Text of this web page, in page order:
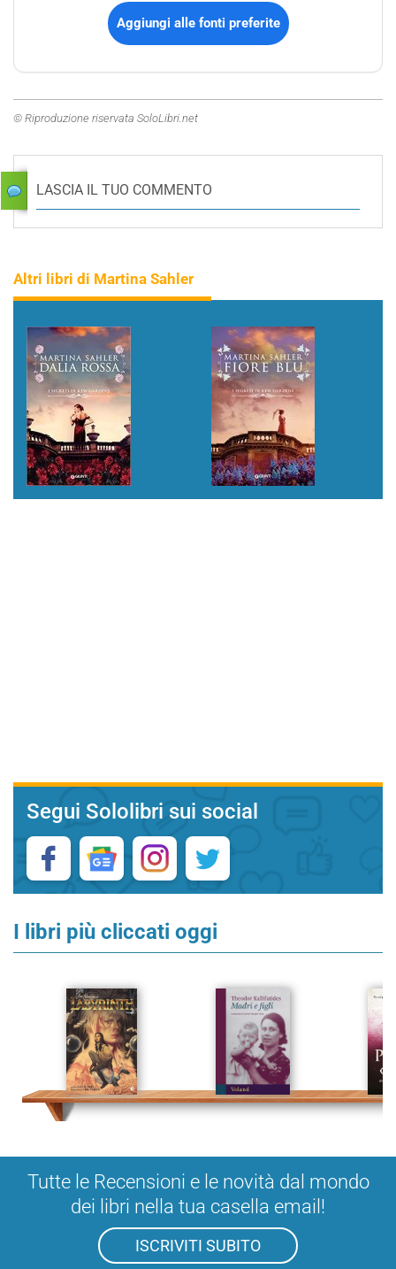
Aggiungi alle fonti preferite
© Riproduzione riservata SoloLibri.net
LASCIA IL TUO COMMENTO
Altri libri di Martina Sahler
Segui Sololibri sui social
I libri più cliccati oggi
Tutte le Recensioni e le novità dal mondo
dei libri nella tua casella email!
ISCRIVITI SUBITO